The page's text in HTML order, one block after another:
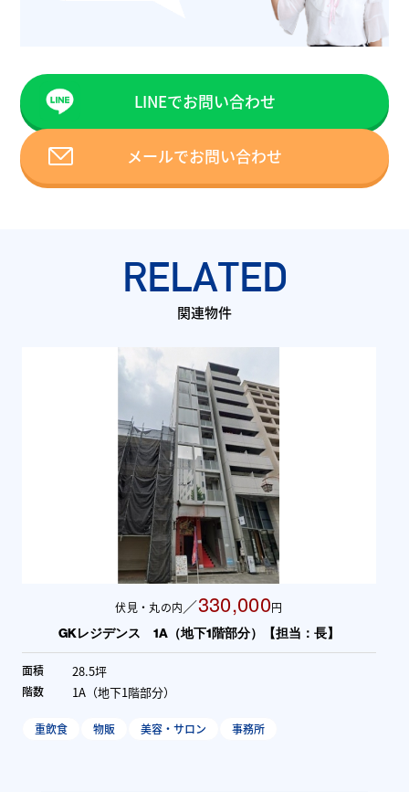
LINEでお問い合わせ
メールでお問い合わせ
RELATED
関連物件
伏見・丸の内 ／330,000円
GKレジデンス 1A（地下1階部分）【担当：長】
面積 28.5坪
階数 1A（地下1階部分）
重飲食 物販 美容・サロン 事務所